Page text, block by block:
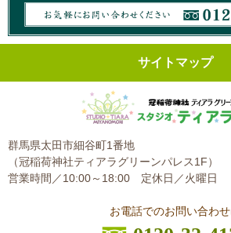
サイトマップ
群馬県太田市細谷町1番地
（冠稲荷神社ティアラグリーンパレス1F）
営業時間／10:00～18:00 定休日／火曜日
お電話でのお問い合わ